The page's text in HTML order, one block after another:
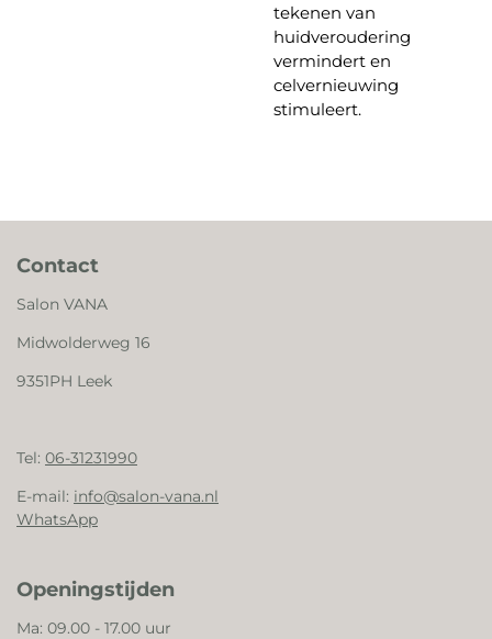
tekenen van
huidveroudering
vermindert en
celvernieuwing
stimuleert.
Contact
Salon VANA
Midwolderweg 16
9351PH Leek
Tel: 06-31231990
E-mail: info@salon-vana.nl
WhatsApp
Openingstijden
Ma: 09.00 - 17.00 uur